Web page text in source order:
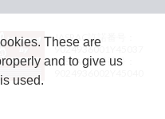
JASRAC許諾番号：
9024936001Y45037
JASRAC許諾番号：
These are
and to give us
used.